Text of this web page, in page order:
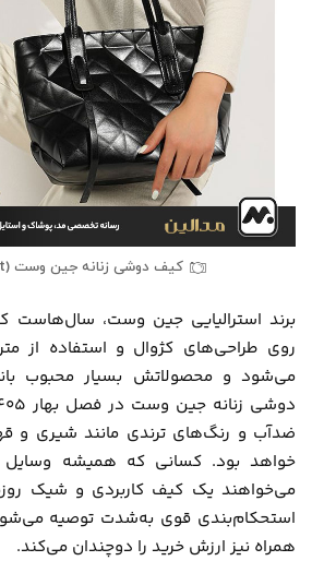
کیف دوشی زنانه جین وست (Jeanswest)
برند استرالیایی جین وست، سال‌هاست
روی طراحی‌های کژوال و استفاده از
می‌شود و محصولاتش بسیار محبوب
ضدآب و رنگ‌های ترندی مانند شیری و
خواهد بود. کسانی که همیشه وسایل
می‌خواهند یک کیف کاربردی و شیک
استحکام‌بندی قوی به‌شدت توصیه
همراه نیز ارزش خرید را دوچندان می‌کند.